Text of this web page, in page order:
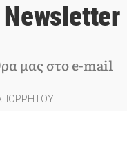
Newsletter
μας στο e-mail